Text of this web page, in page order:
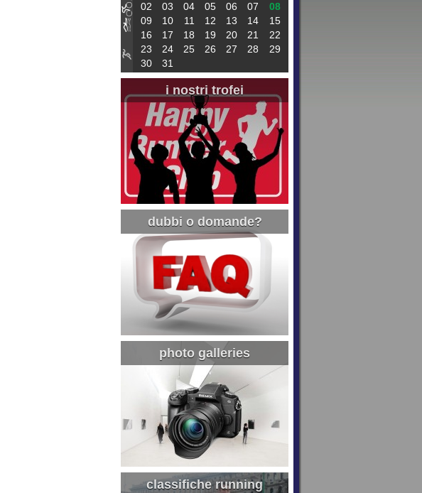
02
03 04 05 06 07
08
09
10 11 12 13 14
15
16
17 18 19 20 21
22
23
24 25 26 27 28
29
30
31
i nostri trofei
dubbi o domande?
photo galleries
classifiche running